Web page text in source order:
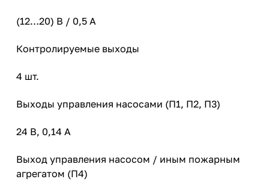
(12…20) В / 0,5 А
Контролируемые выходы
4 шт.
Выходы управления насосами (П1, П2, П3)
24 В, 0,14 А
Выход управления насосом / иным пожарным
агрегатом (П4)